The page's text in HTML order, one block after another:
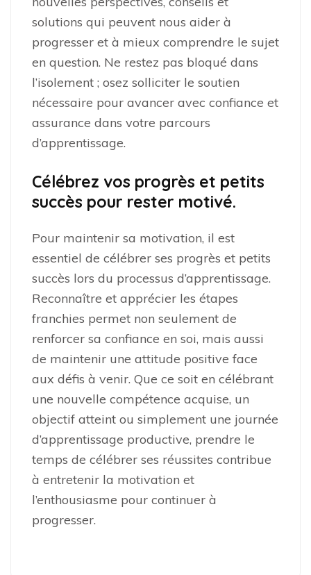
solutions qui peuvent nous aider à
progresser et à mieux comprendre le sujet
en question. Ne restez pas bloqué dans
l’isolement ; osez solliciter le soutien
nécessaire pour avancer avec confiance et
assurance dans votre parcours
d’apprentissage.
Célébrez vos progrès et petits
succès pour rester motivé.
Pour maintenir sa motivation, il est
essentiel de célébrer ses progrès et petits
succès lors du processus d’apprentissage.
Reconnaître et apprécier les étapes
franchies permet non seulement de
renforcer sa confiance en soi, mais aussi
de maintenir une attitude positive face
aux défis à venir. Que ce soit en célébrant
une nouvelle compétence acquise, un
objectif atteint ou simplement une journée
d’apprentissage productive, prendre le
temps de célébrer ses réussites contribue
à entretenir la motivation et
l’enthousiasme pour continuer à
progresser.